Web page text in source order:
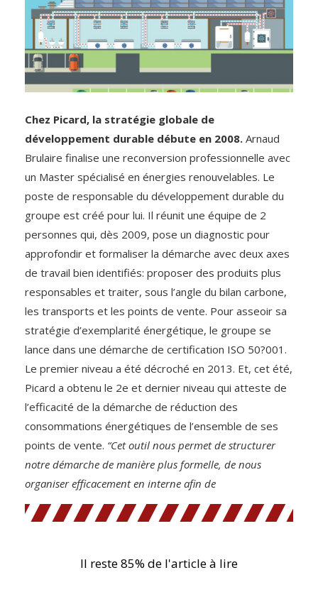
Chez Picard, la stratégie globale de
développement durable débute en 2008. Arnaud
Brulaire finalise une reconversion professionnelle avec
un Master spécialisé en énergies renouvelables. Le
poste de responsable du développement durable du
groupe est créé pour lui. Il réunit une équipe de 2
personnes qui, dès 2009, pose un diagnostic pour
approfondir et formaliser la démarche avec deux axes
de travail bien identifiés: proposer des produits plus
responsables et traiter, sous l’angle du bilan carbone,
les transports et les points de vente. Pour asseoir sa
stratégie d’exemplarité énergétique, le groupe se
lance dans une démarche de certification ISO 50?001.
Le premier niveau a été décroché en 2013. Et, cet été,
Picard a obtenu le 2e et dernier niveau qui atteste de
l’efficacité de la démarche de réduction des
consommations énergétiques de l’ensemble de ses
points de vente. “Cet outil nous permet de structurer
notre démarche de manière plus formelle, de nous
organiser efficacement en interne afin de
Il reste 85% de l'article à lire